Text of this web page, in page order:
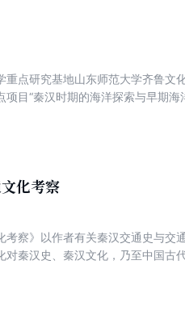
点研究基地山东师范大学齐鲁文
目“秦汉时期的海洋探索与早期
化考察
考察》以作者有关秦汉交通史与
秦汉史、秦汉文化，乃至中国古